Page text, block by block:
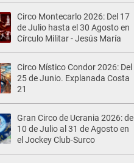
Circo Montecarlo 2026: Del 17
de Julio hasta el 30 Agosto en
Círculo Militar - Jesús María
Circo Místico Condor 2026: Del
25 de Junio. Explanada Costa
21
Gran Circo de Ucrania 2026: del
10 de Julio al 31 de Agosto en
el Jockey Club-Surco